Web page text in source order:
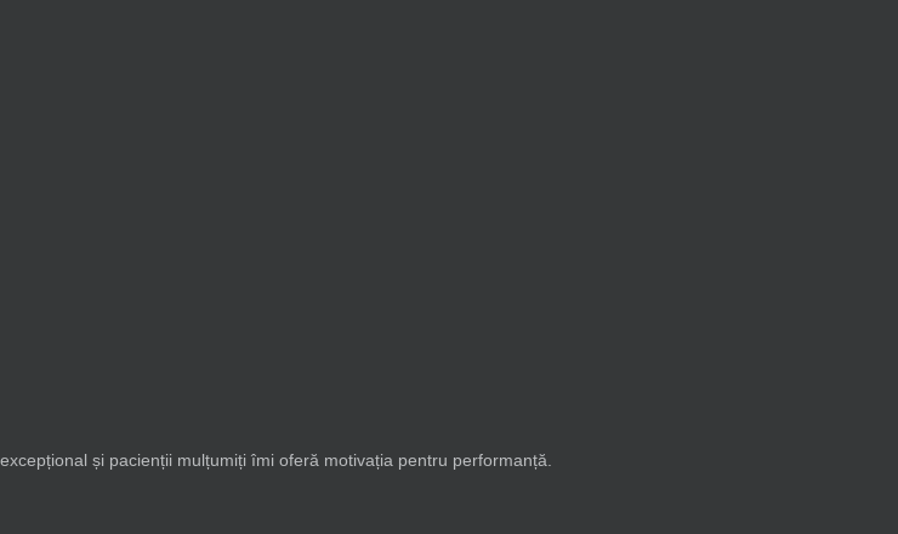
și pacienții mulțumiți îmi oferă motivația pentru performanță.